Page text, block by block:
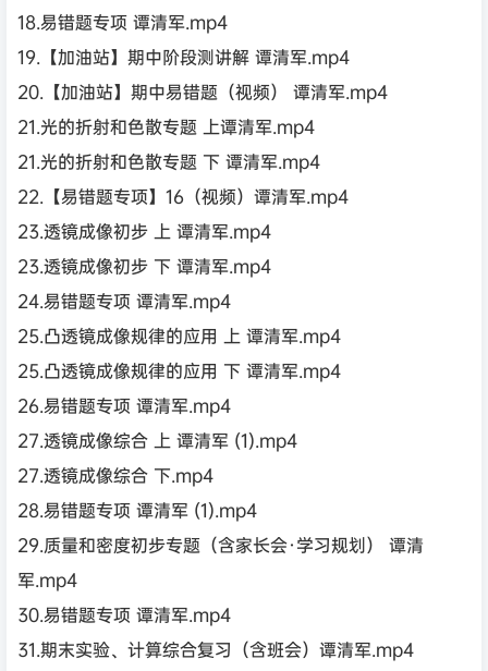
18.易错题专项 谭清军.mp4
19.【加油站】期中阶段测讲解 谭清军.mp4
20.【加油站】期中易错题（视频） 谭清军.mp4
21.光的折射和色散专题 上谭清军.mp4
21.光的折射和色散专题 下 谭清军.mp4
22.【易错题专项】16（视频）谭清军.mp4
23.透镜成像初步 上 谭清军.mp4
23.透镜成像初步 下 谭清军.mp4
24.易错题专项 谭清军.mp4
25.凸透镜成像规律的应用 上 谭清军.mp4
25.凸透镜成像规律的应用 下 谭清军.mp4
26.易错题专项 谭清军.mp4
27.透镜成像综合 上 谭清军 (1).mp4
27.透镜成像综合 下.mp4
28.易错题专项 谭清军 (1).mp4
29.质量和密度初步专题（含家长会·学习规划） 谭清
军.mp4
30.易错题专项 谭清军.mp4
31.期末实验、计算综合复习（含班会）谭清军.mp4